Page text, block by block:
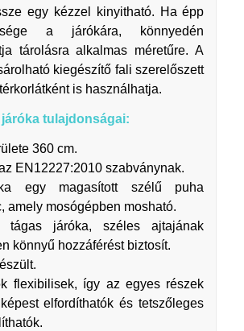
egy kézzel kinyitható. Ha épp
a járókára, könnyedén
tárolásra alkalmas méretűre. A
kiegészítő fali szerelőszett
is használhatja.
tulajdonságai:
360 cm.
EN12227:2010 szabványnak.
egy magasított szélű puha
amely mosógépben mosható.
tágas járóka, széles ajtajának
könnyű hozzáférést biztosít.
flexibilisek, így az egyes részek
elfordíthatók és tetszőleges